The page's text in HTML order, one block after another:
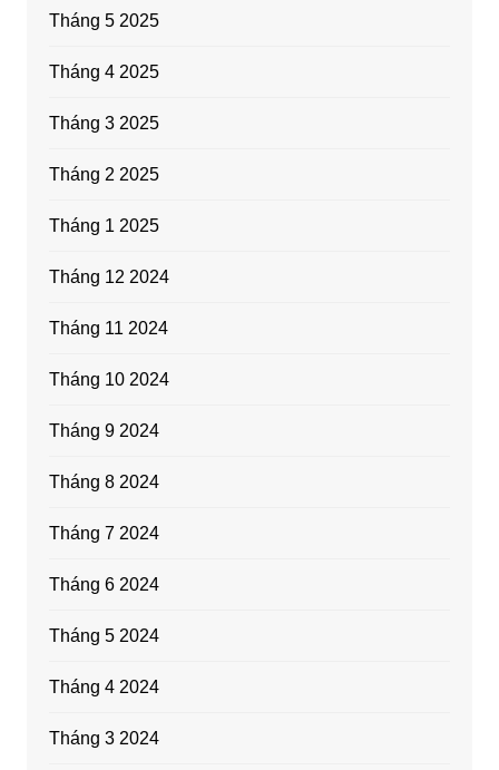
Tháng 5 2025
Tháng 4 2025
Tháng 3 2025
Tháng 2 2025
Tháng 1 2025
Tháng 12 2024
Tháng 11 2024
Tháng 10 2024
Tháng 9 2024
Tháng 8 2024
Tháng 7 2024
Tháng 6 2024
Tháng 5 2024
Tháng 4 2024
Tháng 3 2024